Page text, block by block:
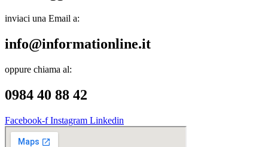
inviaci una Email a:
info@informationline.it
oppure chiama al:
0984 40 88 42
Facebook-f Instagram Linkedin